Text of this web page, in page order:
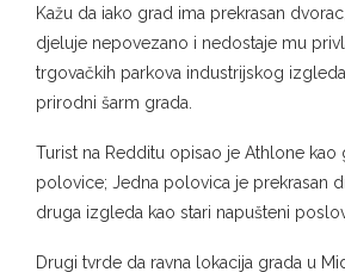
Kažu da iako grad ima prekrasan
djeluje nepovezano i nedostaje mu
trgovačkih parkova industrijskog
prirodni šarm grada.
Turist na Redditu opisao je Athlone kao
polovice; Jedna polovica je prekrasan
druga izgleda kao stari napušteni
Drugi tvrde da ravna lokacija grada u